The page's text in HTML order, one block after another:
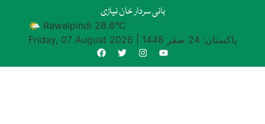
بانی سردار خان نیازی
🌤 Rawalpindi 28.6°C
Friday, 07 August 2026
پاکستان: 24 صفر 1448